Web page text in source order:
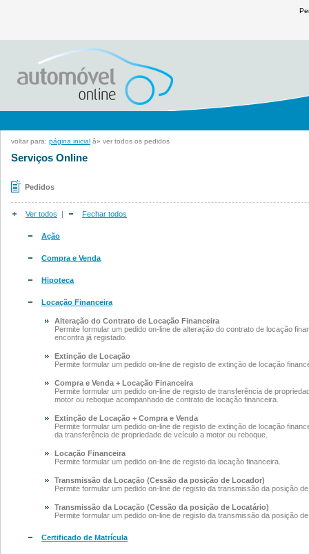
voltar para: página inicial â» ver todos os pedidos
Serviços Online
Pedidos
Ver todos | Fechar todos
Ação
Compra e Venda
Hipoteca
Locação Financeira
Alteração do Contrato de Locação Financeira
Permite formular um pedido on-line de alteração do contrato de locação
encontra já registado.
Extinção de Locação
Permite formular um pedido on-line de registo de extinção de locação
Compra e Venda + Locação Financeira
Permite formular um pedido on-line de registo de transferência de
motor ou reboque acompanhado de contrato de locação financeira.
Extinção de Locação + Compra e Venda
Permite formular um pedido on-line de registo de extinção de locação
da transferência de propriedade de veículo a motor ou reboque.
Locação Financeira
Permite formular um pedido on-line de registo da locação financeira.
Transmissão da Locação (Cessão da posição de Locador)
Permite formular um pedido on-line de registo da transmissão da posição
Transmissão da Locação (Cessão da posição de Locatário)
Permite formular um pedido on-line de registo da transmissão da posição
Certificado de Matrícula